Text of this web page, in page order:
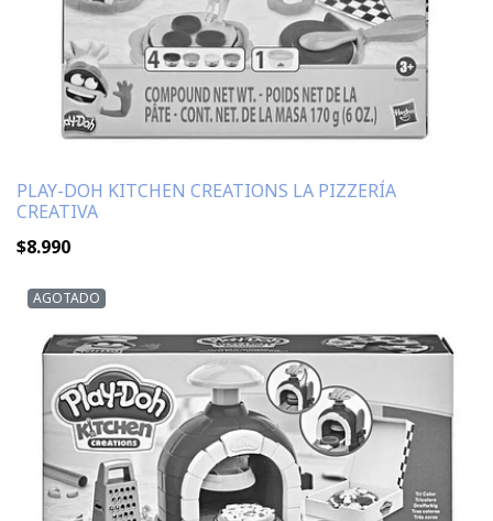
PLAY-DOH KITCHEN CREATIONS LA PIZZERÍA
CREATIVA
$8.990
AGOTADO